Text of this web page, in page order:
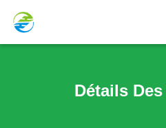
Détails